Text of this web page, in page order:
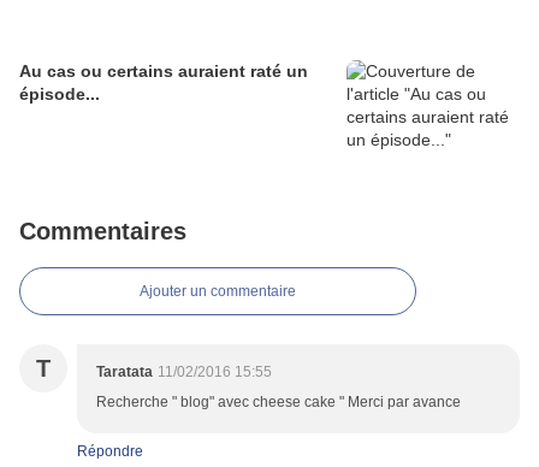
Au cas ou certains auraient raté un
épisode...
Commentaires
Ajouter un commentaire
T Taratata 11/02/2016 15:55
Recherche " blog" avec cheese cake " Merci par avance
Répondre